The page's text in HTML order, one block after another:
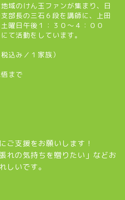
域のけん玉ファンが集まり、日
部長の三石６段を講師に、上田
曜日午後１：３０～４：００
て活動をしています。
込み／１家族）
まで
ご支援をお願いします！
れの気持ちを贈りたい」などお
しいです。